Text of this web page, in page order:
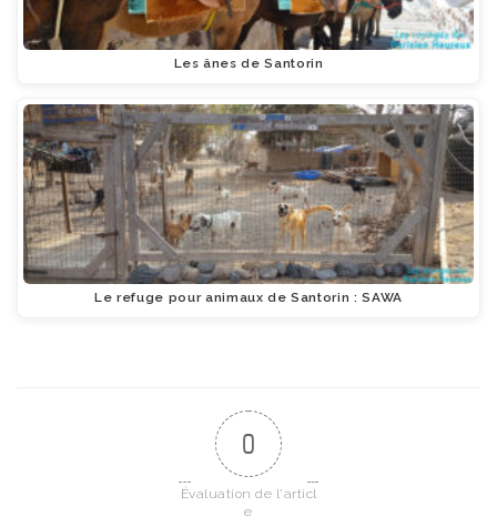
Les ânes de Santorin
Le refuge pour animaux de Santorin : SAWA
0
Évaluation de l'articl
e